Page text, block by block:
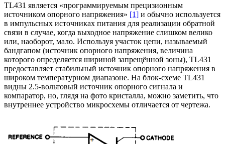
TL431 является «программируемым прецизионным
источником опорного напряжения» [1] и обычно используется
в импульсных источниках питания для реализации обратной
связи в случае, когда выходное напряжение слишком велико
или, наоборот, мало. Используя участок цепи, называемый
бандгапом (источник опорного напряжения, величина
которого определяется шириной запрещённой зоны), TL431
предоставляет стабильный источник опорного напряжения в
широком температурном диапазоне. На блок-схеме TL431
видны 2.5-вольтовый источник опорного сигнала и
компаратор, но, глядя на фото кристалла, можно заметить, что
внутреннее устройство микросхемы отличается от чертежа.